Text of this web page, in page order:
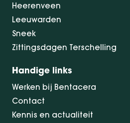
Heerenveen
Leeuwarden
Sneek
Zittingsdagen Terschelling
Handige links
Werken bij Bentacera
Contact
Kennis en actualiteit